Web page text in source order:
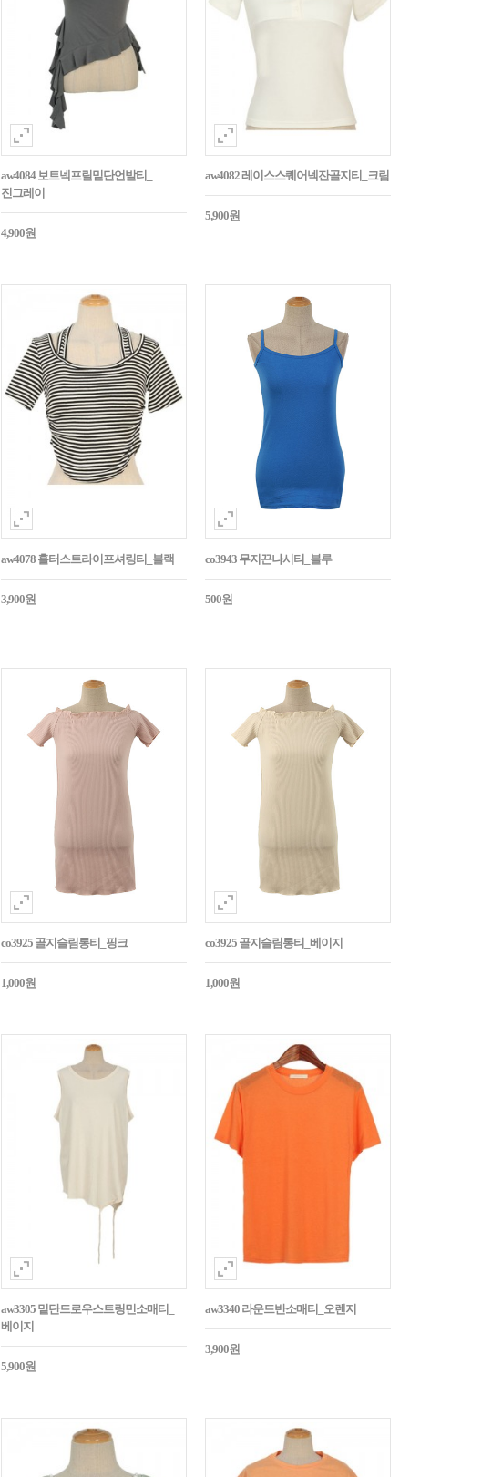
aw4084 보트넥프릴밑단언발티_
진그레이
4,900원
aw4082 레이스스퀘어넥잔골지티_크림
5,900원
aw4078 홀터스트라이프셔링티_블랙
3,900원
co3943 무지끈나시티_블루
500원
co3925 골지슬림롱티_핑크
1,000원
co3925 골지슬림롱티_베이지
1,000원
aw3305 밑단드로우스트링민소매티_
베이지
5,900원
aw3340 라운드반소매티_오렌지
3,900원